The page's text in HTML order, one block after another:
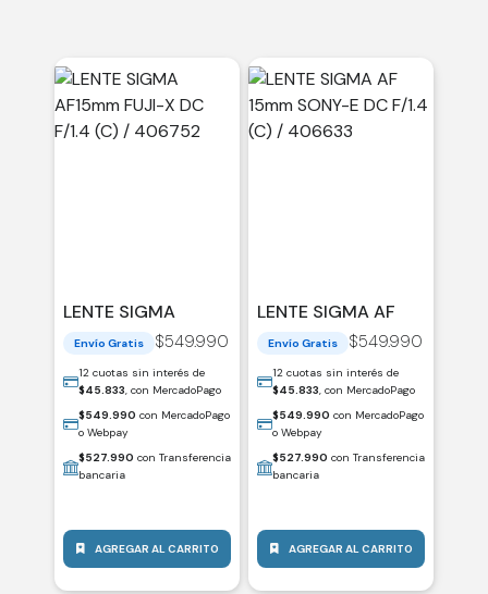
LENTE SIGMA
AF15MM FUJI-X DC
F/1.4 (C) / 406752
$549.990
Envío Gratis
12 cuotas sin interés de
$45.833, con MercadoPago
$549.990 con MercadoPago
o Webpay
$527.990 con Transferencia
bancaria
AGREGAR AL CARRITO
LENTE SIGMA AF
15MM SONY-E DC
F/1.4 (C) / 406633
$549.990
Envío Gratis
12 cuotas sin interés de
$45.833, con MercadoPago
$549.990 con MercadoPago
o Webpay
$527.990 con Transferencia
bancaria
AGREGAR AL CARRITO